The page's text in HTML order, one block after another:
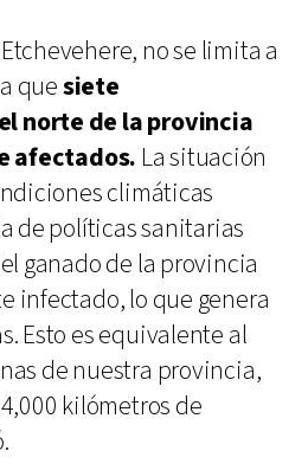
no se limita a
quesiete
norte de la provincia
afectados. La situación
climáticas
de políticas sanitarias
ganado de la provincia
infectado, lo que genera
Esto es equivalente al
de nuestra provincia,
kilómetros de